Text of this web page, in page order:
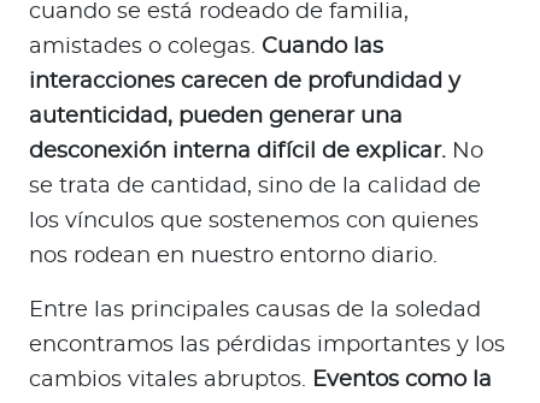
cuando se está rodeado de familia,
amistades o colegas. Cuando las
interacciones carecen de profundidad y
autenticidad, pueden generar una
desconexión interna difícil de explicar. No
se trata de cantidad, sino de la calidad de
los vínculos que sostenemos con quienes
nos rodean en nuestro entorno diario.
Entre las principales causas de la soledad
encontramos las pérdidas importantes y los
cambios vitales abruptos. Eventos como la